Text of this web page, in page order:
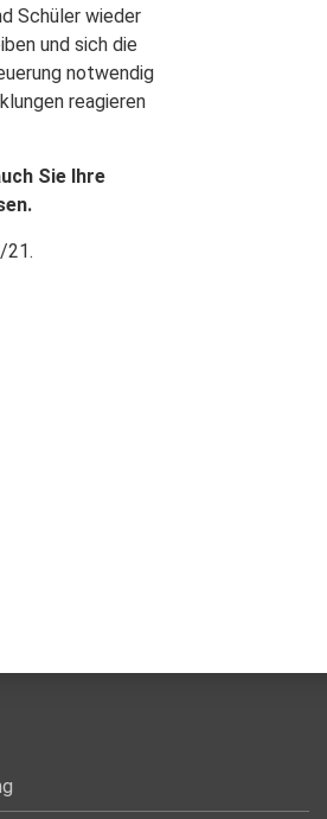
Schüler wieder
und sich die
notwendig
reagieren
Sie Ihre
21.